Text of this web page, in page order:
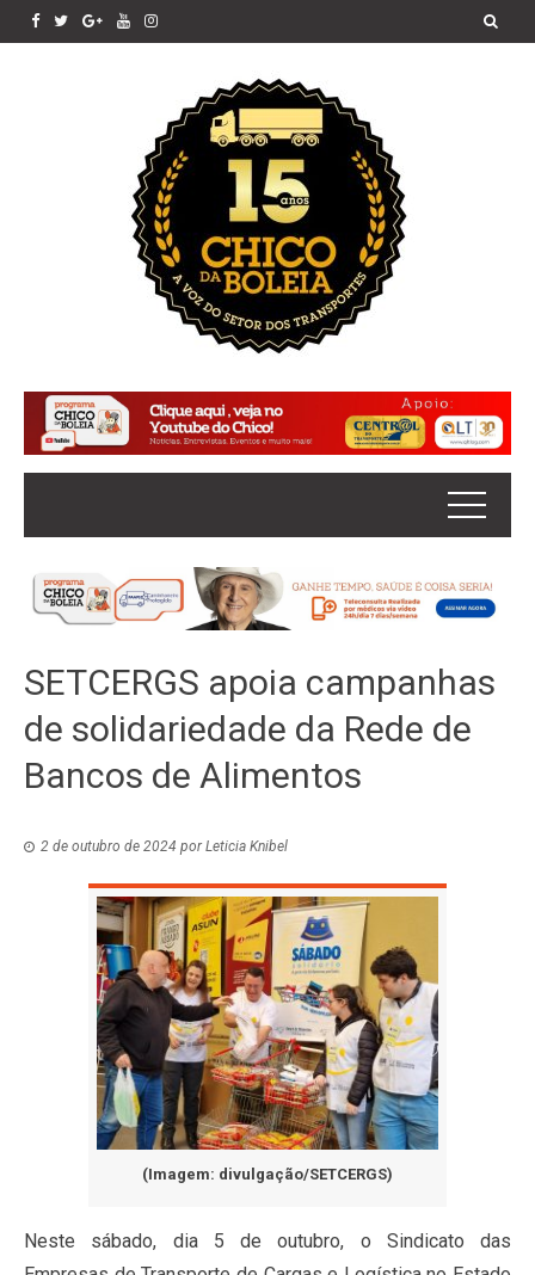
SETCERGS apoia campanhas
de solidariedade da Rede de
Bancos de Alimentos
2 de outubro de 2024 porLeticia Knibel
(Imagem: divulgação/SETCERGS)
Neste sábado, dia 5 de outubro, o Sindicato das